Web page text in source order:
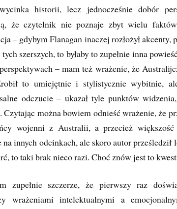
historii, lecz jednocześnie dobór
że czytelnik nie poznaje zbyt wielu
– gdybym Flanagan inaczej rozłożył akcenty,
szerszych, to byłaby to zupełnie inna
– mam też wrażenie, że
to umiejętnie i stylistycznie wybitnie,
odczucie – ukazał tyle punktów
Czytając można bowiem odnieść wrażenie, że
wojenni z Australii, a przecież
na innych odcinkach, ale skoro autor
to taki brak nieco razi. Choć znów jest to
zupełnie szczerze, że pierwszy raz
wrażeniami intelektualnymi a